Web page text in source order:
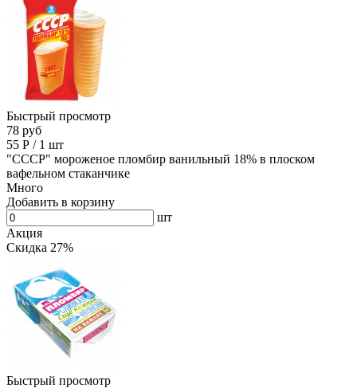
Быстрый просмотр
78 руб
55 Р / 1 шт
"СССР" мороженое пломбир ванильный 18% в плоском
вафельном стаканчике
Много
Добавить в корзину
шт
Акция
Скидка 27%
Быстрый просмотр